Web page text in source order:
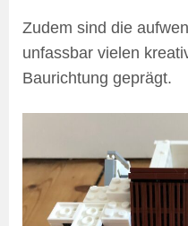
Zudem sind die
unfassbar vielen
Baurichtung geprägt.